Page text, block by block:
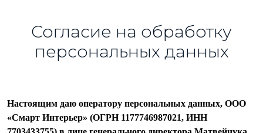
Согласие на обработку
персональных данных
Настоящим даю оператору персональных данных, ООО
«Смарт Интерьер» (ОГРН 1177746987021, ИНН